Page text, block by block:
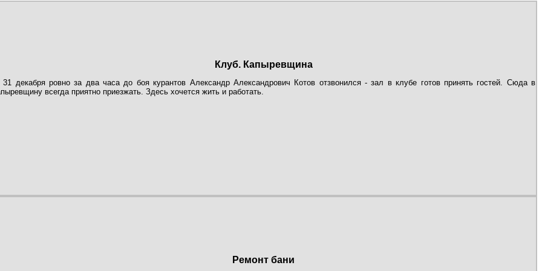
Клуб. Капыревщина
декабря ровно за два часа до боя курантов Александр Александрович Котов отзвонился - зал в клубе готов принять гостей. Сюда в
всегда приятно приезжать. Здесь хочется жить и работать.
Ремонт бани